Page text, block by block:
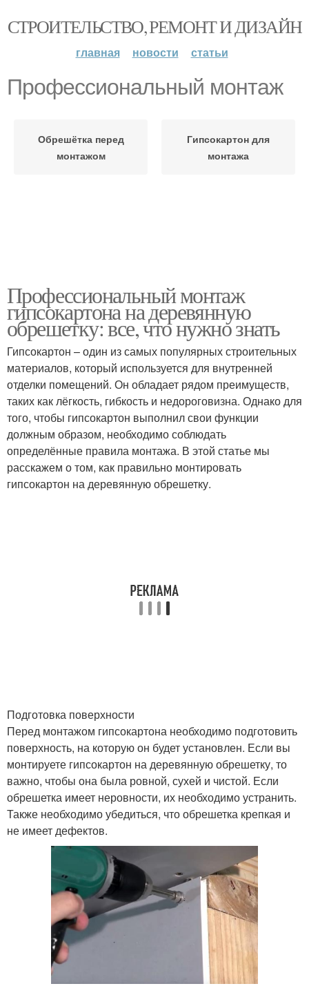
СТРОИТЕЛЬСТВО, РЕМОНТ И ДИЗАЙН
главная новости статьи
Профессиональный монтаж
Обрешётка перед
монтажом
Гипсокартон для
монтажа
Профессиональный монтаж
гипсокартона на деревянную
обрешетку: все, что нужно знать
Гипсокартон – один из самых популярных строительных
материалов, который используется для внутренней
отделки помещений. Он обладает рядом преимуществ,
таких как лёгкость, гибкость и недороговизна. Однако для
того, чтобы гипсокартон выполнил свои функции
должным образом, необходимо соблюдать
определённые правила монтажа. В этой статье мы
расскажем о том, как правильно монтировать
гипсокартон на деревянную обрешетку.
Подготовка поверхности
Перед монтажом гипсокартона необходимо подготовить
поверхность, на которую он будет установлен. Если вы
монтируете гипсокартон на деревянную обрешетку, то
важно, чтобы она была ровной, сухей и чистой. Если
обрешетка имеет неровности, их необходимо устранить.
Также необходимо убедиться, что обрешетка крепкая и
не имеет дефектов.